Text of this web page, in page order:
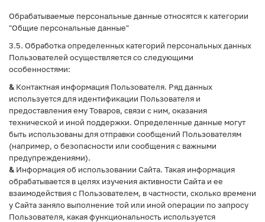
Обрабатываемые персональные данные относятся к категории
"Общие персональные данные"
3.5. Обработка определенных категорий персональных данных
Пользователей осуществляется со следующими
особенностями:
& Контактная информация Пользователя. Ряд данных
используется для идентификации Пользователя и
предоставления ему Товаров, связи с ним, оказания
технической и иной поддержки. Определенные данные могут
быть использованы для отправки сообщений Пользователям
(например, о безопасности или сообщения с важными
предупреждениями).
& Информация об использовании Сайта. Такая информация
обрабатывается в целях изучения активности Сайта и ее
взаимодействия с Пользователем, в частности, сколько времени
у Сайта заняло выполнение той или иной операции по запросу
Пользователя, какая функциональность используется